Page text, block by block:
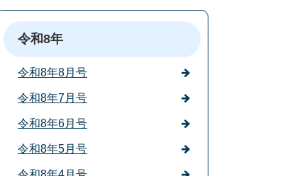
令和8年
令和8年8月号
令和8年7月号
令和8年6月号
令和8年5月号